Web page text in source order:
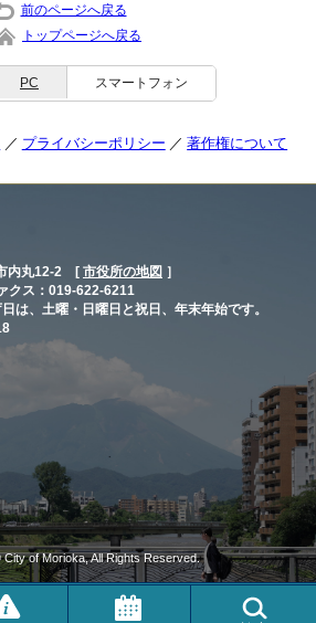
前のページへ戻る
トップページへ戻る
PC スマートフォン
プライバシーポリシー 著作権について
内丸12-2 [ 市役所の地図 ］
クス：019-622-6211
は、土曜・日曜日と祝日、年末年始です。
of Morioka, All Rights Reserved.